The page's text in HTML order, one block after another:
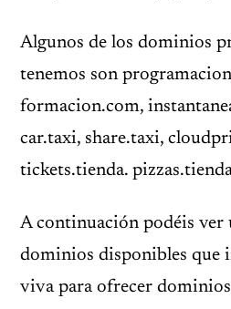
Algunos de los dominios
tenemos son
formacion.com,
car.taxi, share.taxi,
tickets.tienda.
A continuación podéis ver
dominios disponibles que
viva para ofrecer